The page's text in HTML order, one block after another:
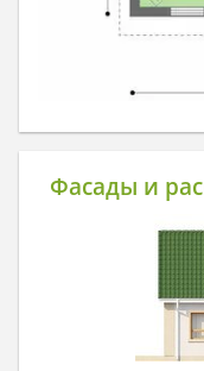
Фасады и